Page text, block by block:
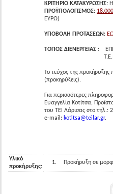
ΚΡΙΤΗΡΙΟ ΚΑΤΑΚΥΡΩΣΗΣ:
ΠΡΟΫΠΟΛΟΓΙΣΜΟΣ:
ΕΥΡΩ)
ΥΠΟΒΟΛΗ ΠΡΟΤΑΣΕΩΝ :
ΤΟΠΟΣ ΔΙΕΝΕΡΓΕΙΑΣ :
Τ.Ε.Ι. ΛΑΡΙΣΑΣ
Το τεύχος της προκήρυξης
(προκηρύξεις).
Για περισσότερες
Ευαγγελία Κοτίτσα,
του ΤΕΙ Λάρισας στο τηλ.:
e-mail: kotitsa@teilar.gr.
Υλικό
προκήρυξης:
1. Προκήρυξη σε